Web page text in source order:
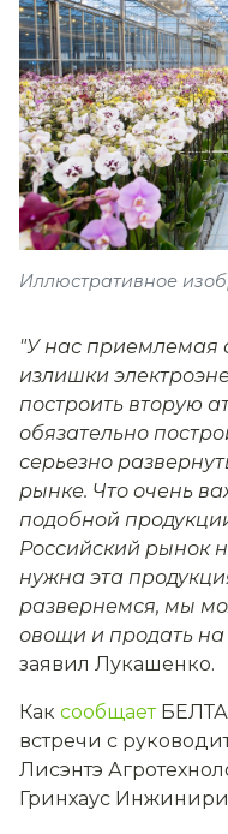
Иллюстративное
"У нас приемлемая
излишки
построить вторую
обязательно
серьезно
рынке. Что очень
подобной
Российский рынок
нужна эта
развернемся, мы
овощи и продать
заявил Лукашенко.
Как сообщает
встречи с
Лисэнтэ
Гринхаус